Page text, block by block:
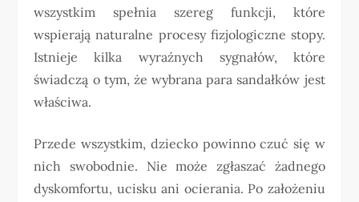
wszystkim spełnia szereg funkcji, które
wspierają naturalne procesy fizjologiczne stopy.
Istnieje kilka wyraźnych sygnałów, które
świadczą o tym, że wybrana para sandałków jest
właściwa.
Przede wszystkim, dziecko powinno czuć się w
nich swobodnie. Nie może zgłaszać żadnego
dyskomfortu, ucisku ani ocierania. Po założeniu